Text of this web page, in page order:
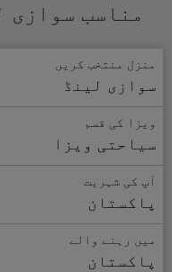
مناسب سوازی
منزل منتخب کریں
سوازی لینڈ
ویزا کی قسم
سیاحتی ویزا
آپ کی شہریت
پاکستان
میں رہنے والے
پاکستان